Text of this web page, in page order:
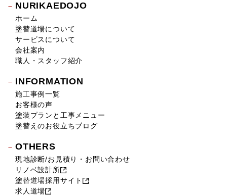
NURIKAEDOJO
ホーム
塗替道場について
サービスについて
会社案内
職人・スタッフ紹介
INFORMATION
施工事例一覧
お客様の声
塗装プランと工事メニュー
塗替えのお役立ちブログ
OTHERS
現地診断/お見積り・お問い合わせ
リノベ設計所
塗替道場採用サイト
求人道場